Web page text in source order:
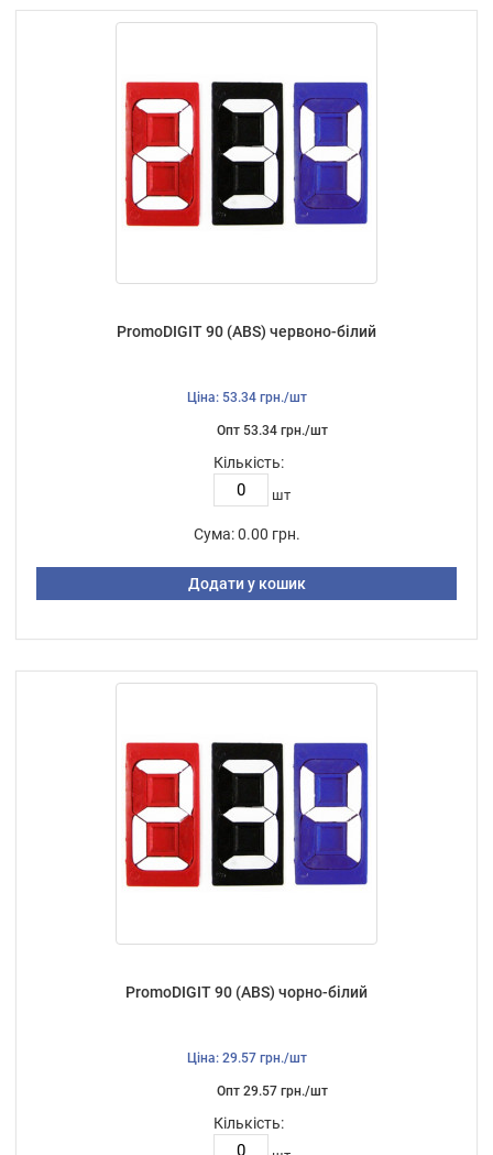
PromoDIGIT 90 (ABS) червоно-білий
Ціна: 53.34 грн./шт
Опт 53.34 грн./шт
Кількість:
шт
Сума: 0.00 грн.
Додати у кошик
PromoDIGIT 90 (ABS) чорно-білий
Ціна: 29.57 грн./шт
Опт 29.57 грн./шт
Кількість: